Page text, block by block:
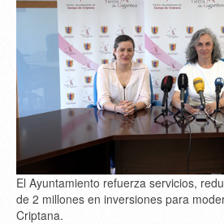
El Ayuntamiento refuerza servicios,
de 2 millones en inversiones para
Criptana.